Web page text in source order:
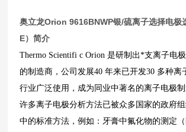
奥立龙Orion 9616BNWP银/硫离子选择电极
E）简介
Thermo Scientifi c Orion 是研制出*支离子电
的制造商，公司发展40 年来已开发30 多种离
行业广泛使用，成为同业中著名的离子电极
许多离子电极分析方法已被众多国家的政府
中的标准方法，例如：牙膏中氟化物的测定